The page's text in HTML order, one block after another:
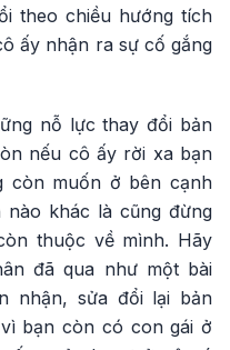
theo chiều hướng tích
ấy nhận ra sự cố gắng
nỗ lực thay đổi bản
nếu cô ấy rời xa bạn
còn muốn ở bên cạnh
khác là cũng đừng
thuộc về mình. Hãy
đã qua như một bài
nhận, sửa đổi lại bản
bạn còn có con gái ở